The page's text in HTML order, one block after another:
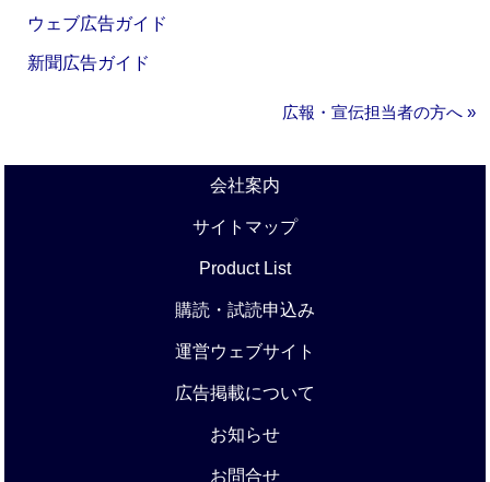
ウェブ広告ガイド
新聞広告ガイド
広報・宣伝担当者の方へ »
会社案内
サイトマップ
Product List
購読・試読申込み
運営ウェブサイト
広告掲載について
お知らせ
お問合せ